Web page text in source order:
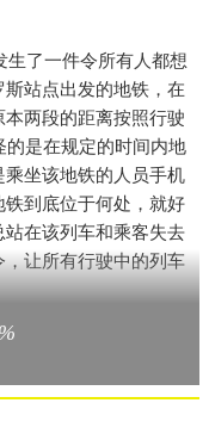
生了一件令所有人都想
站点出发的地铁，在
两段的距离按照行驶
的是在规定的时间内地
坐该地铁的人员手机
到底位于何处，就好
在该列车和乘客失去
让所有行驶中的列车